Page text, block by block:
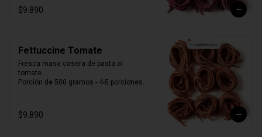
$9.890
Fettuccine Tomate
Fresca masa casera de pasta al
tomate.
Porción de 500 gramos - 4-5 porciones.
$9.890